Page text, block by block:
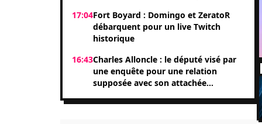
17:04Fort Boyard : Domingo et ZeratoR
débarquent pour un live Twitch
historique
16:43Charles Alloncle : le député visé par
une enquête pour une relation
supposée avec son attachée